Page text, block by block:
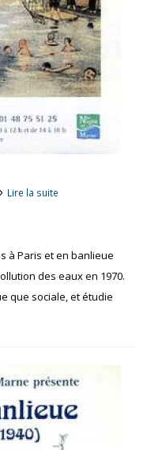
Lire la suite
à Paris et en banlieue
des eaux en 1970.
que sociale, et étudie